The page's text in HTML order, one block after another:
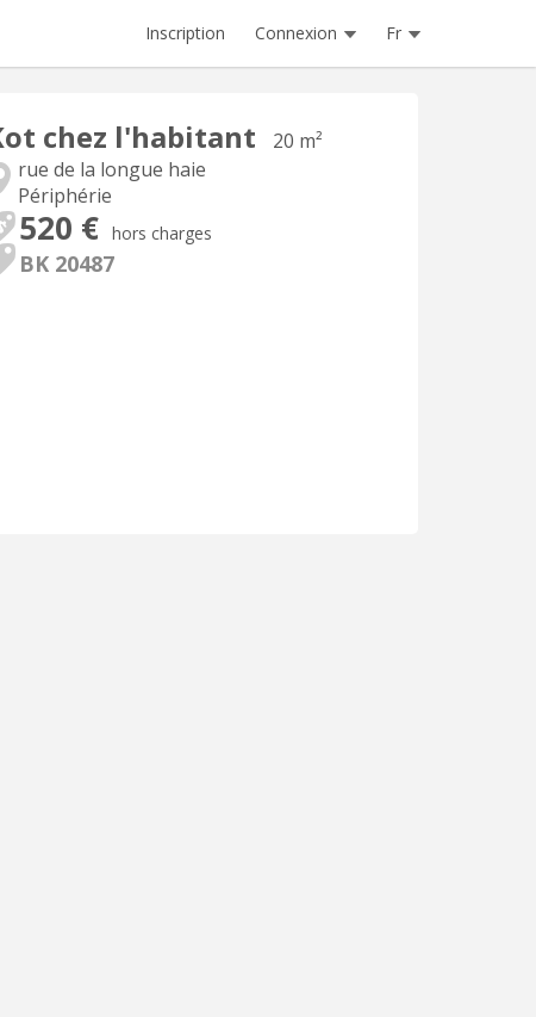
Inscription Connexion Fr
chez l'habitant
20 m²
rue de la longue haie
Périphérie
520 € hors charges
BK 20487